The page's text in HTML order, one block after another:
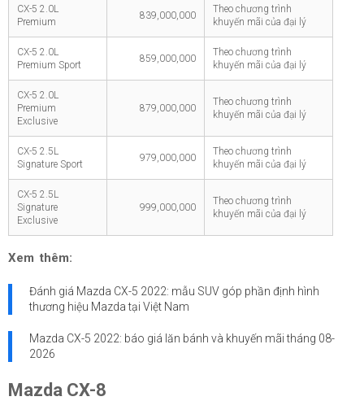
CX-5 2.0L
Premium
839,000,000
Theo chương trình
khuyến mãi của đại lý
CX-5 2.0L
Premium Sport
859,000,000
Theo chương trình
khuyến mãi của đại lý
CX-5 2.0L
Premium
Exclusive
879,000,000
Theo chương trình
khuyến mãi của đại lý
CX-5 2.5L
Signature Sport
979,000,000
Theo chương trình
khuyến mãi của đại lý
CX-5 2.5L
Signature
Exclusive
999,000,000
Theo chương trình
khuyến mãi của đại lý
Xem thêm:
Đánh giá Mazda CX-5 2022: mẫu SUV góp phần định hình
thương hiệu Mazda tại Việt Nam
Mazda CX-5 2022: báo giá lăn bánh và khuyến mãi tháng 08-
2026
Mazda CX-8